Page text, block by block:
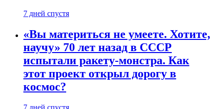
7 дней спустя
«Вы материться не умеете. Хотите,
научу» 70 лет назад в СССР
испытали ракету-монстра. Как
этот проект открыл дорогу в
космос?
7 дней спустя